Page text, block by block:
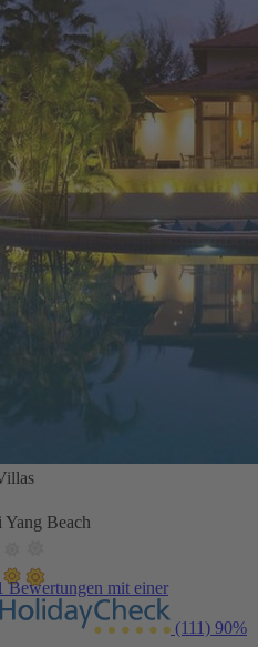
Beach
Bewertungen mit einer
(111) 90%